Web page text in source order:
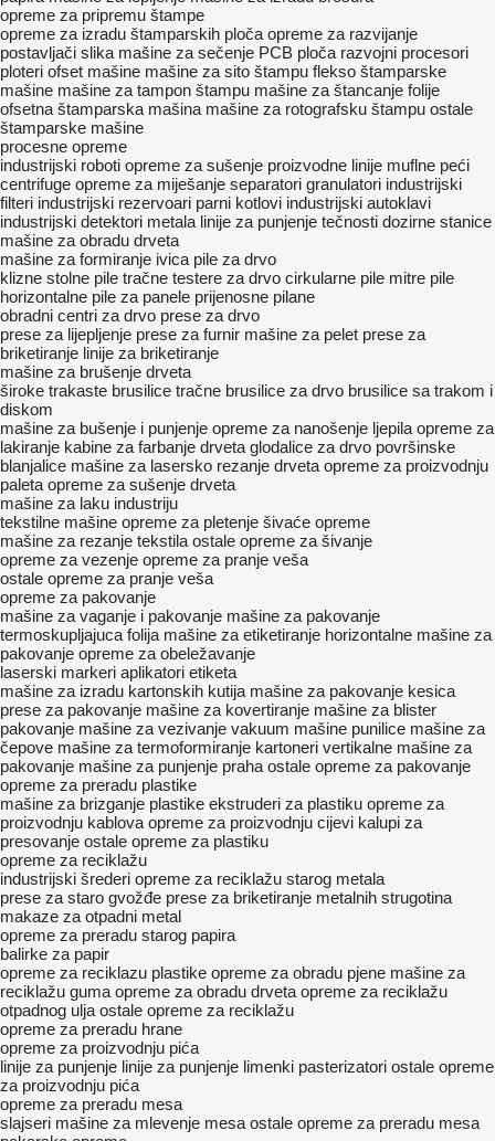
opreme za pripremu štampe
opreme za izradu štamparskih ploča opreme za razvijanje
postavljači slika mašine za sečenje PCB ploča razvojni procesori
ploteri ofset mašine mašine za sito štampu flekso štamparske
mašine mašine za tampon štampu mašine za štancanje folije
ofsetna štamparska mašina mašine za rotografsku štampu ostale
štamparske mašine
procesne opreme
industrijski roboti opreme za sušenje proizvodne linije muflne peći
centrifuge opreme za miješanje separatori granulatori industrijski
filteri industrijski rezervoari parni kotlovi industrijski autoklavi
industrijski detektori metala linije za punjenje tečnosti dozirne stanice
mašine za obradu drveta
mašine za formiranje ivica pile za drvo
klizne stolne pile tračne testere za drvo cirkularne pile mitre pile
horizontalne pile za panele prijenosne pilane
obradni centri za drvo prese za drvo
prese za lijepljenje prese za furnir mašine za pelet prese za
briketiranje linije za briketiranje
mašine za brušenje drveta
široke trakaste brusilice tračne brusilice za drvo brusilice sa trakom i
diskom
mašine za bušenje i punjenje opreme za nanošenje ljepila opreme za
lakiranje kabine za farbanje drveta glodalice za drvo površinske
blanjalice mašine za lasersko rezanje drveta opreme za proizvodnju
paleta opreme za sušenje drveta
mašine za laku industriju
tekstilne mašine opreme za pletenje šivaće opreme
mašine za rezanje tekstila ostale opreme za šivanje
opreme za vezenje opreme za pranje veša
ostale opreme za pranje veša
opreme za pakovanje
mašine za vaganje i pakovanje mašine za pakovanje
termoskupljajuca folija mašine za etiketiranje horizontalne mašine za
pakovanje opreme za obeležavanje
laserski markeri aplikatori etiketa
mašine za izradu kartonskih kutija mašine za pakovanje kesica
prese za pakovanje mašine za kovertiranje mašine za blister
pakovanje mašine za vezivanje vakuum mašine punilice mašine za
čepove mašine za termoformiranje kartoneri vertikalne mašine za
pakovanje mašine za punjenje praha ostale opreme za pakovanje
opreme za preradu plastike
mašine za brizganje plastike ekstruderi za plastiku opreme za
proizvodnju kablova opreme za proizvodnju cijevi kalupi za
presovanje ostale opreme za plastiku
opreme za reciklažu
industrijski šrederi opreme za reciklažu starog metala
prese za staro gvožđe prese za briketiranje metalnih strugotina
makaze za otpadni metal
opreme za preradu starog papira
balirke za papir
opreme za reciklazu plastike opreme za obradu pjene mašine za
reciklažu guma opreme za obradu drveta opreme za reciklažu
otpadnog ulja ostale opreme za reciklažu
opreme za preradu hrane
opreme za proizvodnju pića
linije za punjenje linije za punjenje limenki pasterizatori ostale opreme
za proizvodnju pića
opreme za preradu mesa
slajseri mašine za mlevenje mesa ostale opreme za preradu mesa